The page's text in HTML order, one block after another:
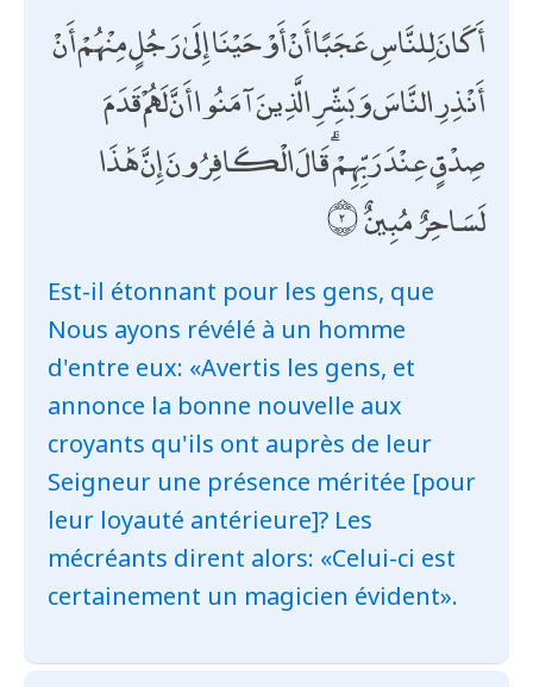
أَكَانَ لِلنَّاسِ عَجَبًا أَنْ أَوْحَيْنَا إِلَىٰ رَجُلٍ مِنْهُمْ أَنْ
أَنْذِرِ النَّاسَ وَبَشِّرِ الَّذِينَ آمَنُوا أَنَّ لَهُمْ قَدَمَ
صِدْقٍ عِنْدَ رَبِّهِمْ ۗ قَالَ الْكَافِرُونَ إِنَّ هَٰذَا
لَسَاحِرٌ مُبِينٌ
Est-il étonnant pour les gens, que
Nous ayons révélé à un homme
d'entre eux: «Avertis les gens, et
annonce la bonne nouvelle aux
croyants qu'ils ont auprès de leur
Seigneur une présence méritée [pour
leur loyauté antérieure]? Les
mécréants dirent alors: «Celui-ci est
certainement un magicien évident».